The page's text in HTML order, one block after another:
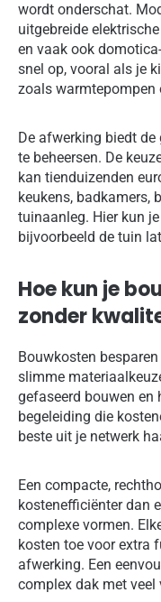
wordt onderschat.
uitgebreide
en vaak ook
snel op, vooral als je
zoals warmtepompen
De afwerking biedt
te beheersen. De
kan tienduizenden
keukens, badkamers,
tuinaanleg. Hier kun
bijvoorbeeld de tuin
Hoe kun je
zonder
Bouwkosten
slimme
gefaseerd bouwen en
begeleiding die
beste uit je netwerk
Een compacte,
kostenefficiënter dan
complexe vormen.
kosten toe voor extra
afwerking. Een
complex dak met veel